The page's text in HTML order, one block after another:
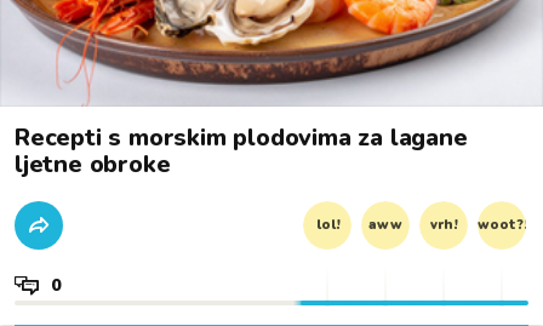
Recepti s morskim plodovima za lagane
ljetne obroke
lol! aww vrh! woot?!
0